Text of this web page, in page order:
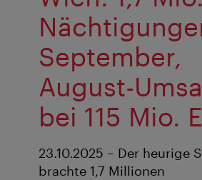
September,
August-
bei 115 Mio.
23.10.2025 – Der heurige
brachte 1,7 Millionen